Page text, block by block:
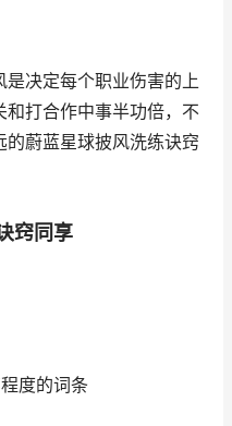
决定每个职业伤害的上
和打合作中事半功倍，不
蔚蓝星球披风洗练诀窍
窍同享
度的词条